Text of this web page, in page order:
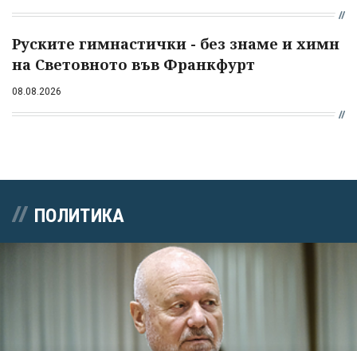
Руските гимнастички - без знаме и химн
на Световното във Франкфурт
08.08.2026
ПОЛИТИКА